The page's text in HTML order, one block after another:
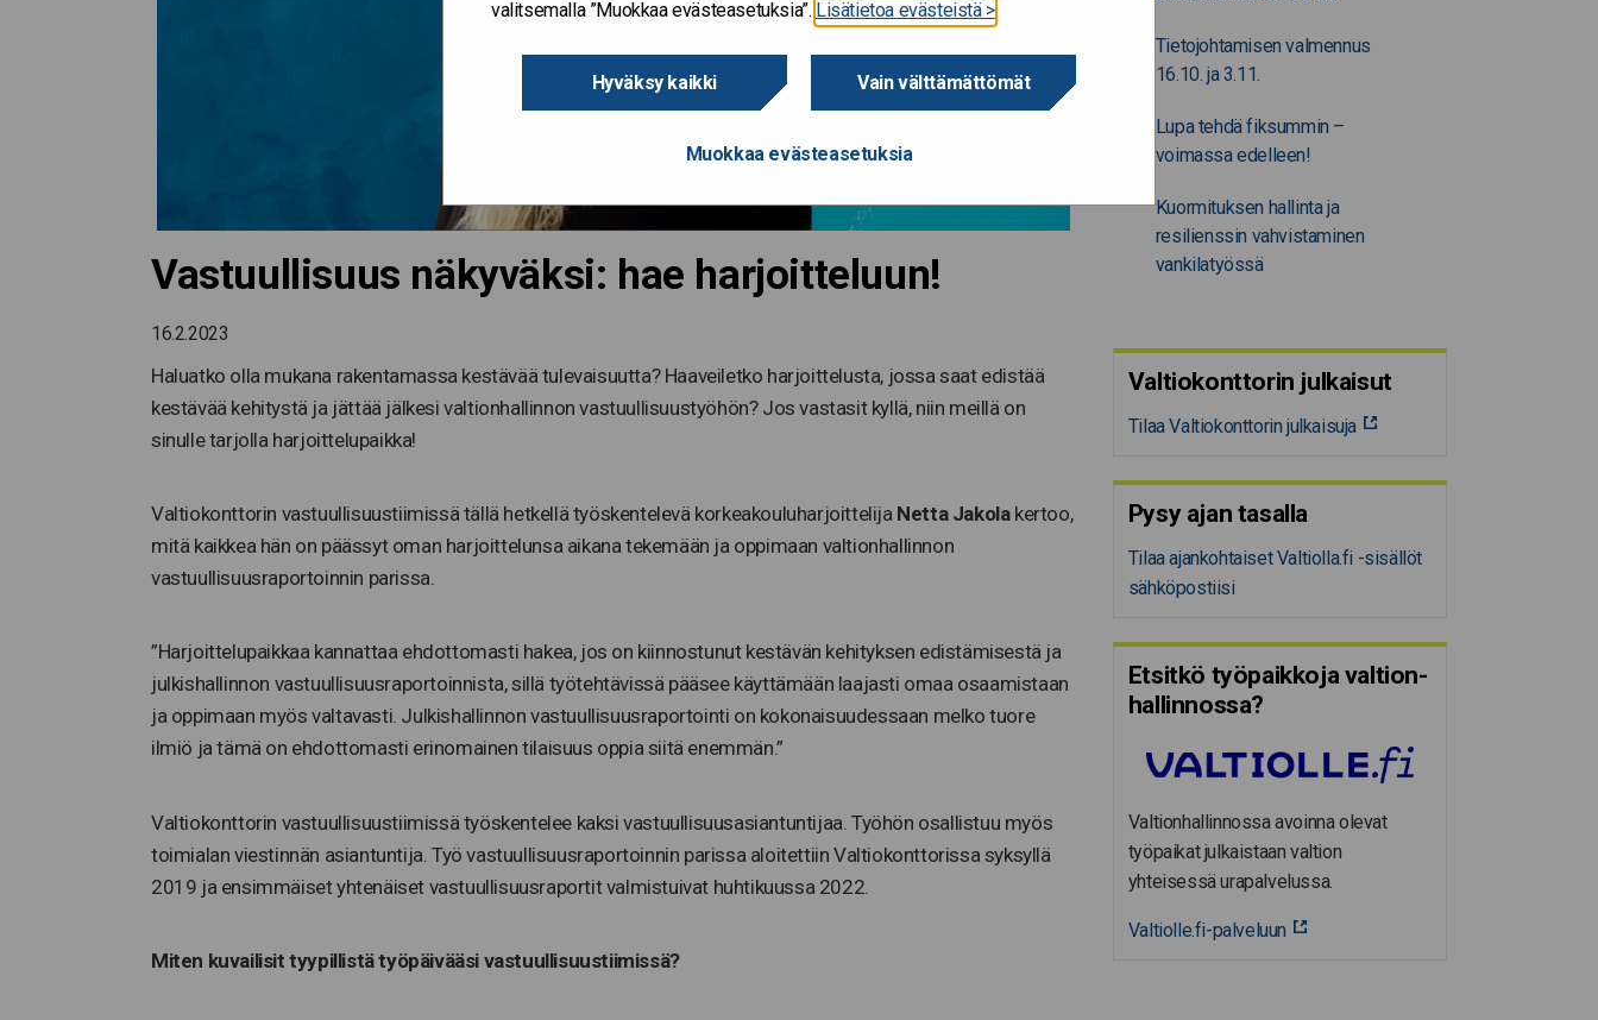
valitsemalla ”Muokkaa evästeasetuksia”. Lisätietoa evästeistä >
Hyväksy kaikki Vain välttämättömät
Muokkaa evästeasetuksia
Vastuullisuus näkyväksi: hae harjoitteluun!
16.2.2023
Haluatko olla mukana rakentamassa kestävää tulevaisuutta? Haaveiletko harjoittelusta, jossa saat edistää
kestävää kehitystä ja jättää jälkesi valtionhallinnon vastuullisuustyöhön? Jos vastasit kyllä, niin meillä on
sinulle tarjolla harjoittelupaikka!
Valtiokonttorin vastuullisuustiimissä tällä hetkellä työskentelevä korkeakouluharjoittelija Netta Jakolakertoo,
mitä kaikkea hän on päässyt oman harjoittelunsa aikana tekemään ja oppimaan valtionhallinnon
vastuullisuusraportoinnin parissa.
”Harjoittelupaikkaa kannattaa ehdottomasti hakea, jos on kiinnostunut kestävän kehityksen edistämisestä ja
julkishallinnon vastuullisuusraportoinnista, sillä työtehtävissä pääsee käyttämään laajasti omaa osaamistaan
ja oppimaan myös valtavasti. Julkishallinnon vastuullisuusraportointi on kokonaisuudessaan melko tuore
ilmiö ja tämä on ehdottomasti erinomainen tilaisuus oppia siitä enemmän.”
Valtiokonttorin vastuullisuustiimissä työskentelee kaksi vastuullisuusasiantuntijaa. Työhön osallistuu myös
toimialan viestinnän asiantuntija. Työ vastuullisuusraportoinnin parissa aloitettiin Valtiokonttorissa syksyllä
2019 ja ensimmäiset yhtenäiset vastuullisuusraportit valmistuivat huhtikuussa 2022.
Miten kuvailisit tyypillistä työpäivääsi vastuullisuustiimissä?
Tietojohtamisen valmennus
16.10. ja 3.11.
Lupa tehdä fiksummin –
voimassa edelleen!
Kuormituksen hallinta ja
resilienssin vahvistaminen
vankilatyössä
Valtiokonttorin julkaisut
Tilaa Valtiokonttorin julkaisuja
Pysy ajan tasalla
Tilaa ajankohtaiset Valtiolla.fi -sisällöt
sähköpostiisi
Etsitkö työpaikkoja valtion­
hal­lin­nossa?
Valtionhallinnossa avoinna olevat
työpaikat julkaistaan valtion
yhteisessä urapalvelussa.
Valtiolle.fi-palveluun